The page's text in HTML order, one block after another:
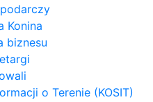
Konina
biznesu
o Terenie (KOSIT)